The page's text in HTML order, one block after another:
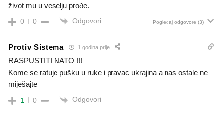
život mu u veselju proðe.
0 0 Odgovori Pogledaj odgovore (3)
Protiv Sistema 1 godina prije
RASPUSTITI NATO !!!
Kome se ratuje pušku u ruke i pravac ukrajina a nas ostale ne
miješajte
1 0 Odgovori